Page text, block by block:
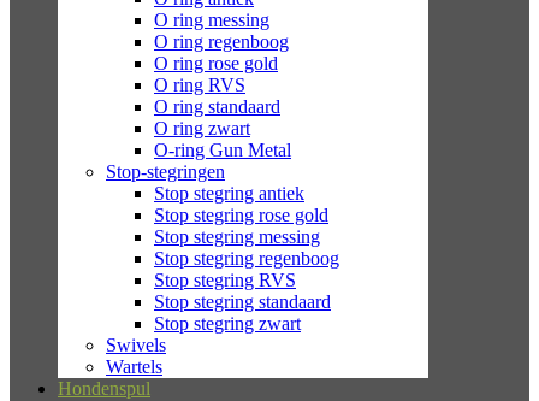
O ring messing
O ring regenboog
O ring rose gold
O ring RVS
O ring standaard
O ring zwart
O-ring Gun Metal
Stop-stegringen
Stop stegring antiek
Stop stegring rose gold
Stop stegring messing
Stop stegring regenboog
Stop stegring RVS
Stop stegring standaard
Stop stegring zwart
Swivels
Wartels
Hondenspul